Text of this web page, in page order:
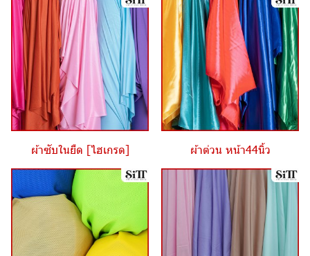
ผ้าซับในยืด [ไฮเกรด] ผ้าต่วน หน้า44นิ้ว